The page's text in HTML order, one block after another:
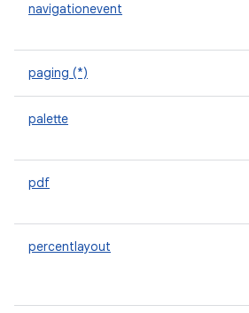
navigationevent
paging (*)
palette
pdf
percentlayout